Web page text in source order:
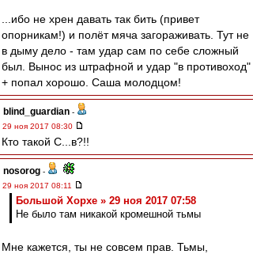
...ибо не хрен давать так бить (привет
опорникам!) и полёт мяча загораживать. Тут не
в дыму дело - там удар сам по себе сложный
был. Вынос из штрафной и удар "в противоход"
+ попал хорошо. Саша молодцом!
blind_guardian -
29 ноя 2017 08:30
Кто такой С...в?!!
nosorog -
29 ноя 2017 08:11
Большой Хорхе » 29 ноя 2017 07:58
Не было там никакой кромешной тьмы
Мне кажется, ты не совсем прав. Тьмы,